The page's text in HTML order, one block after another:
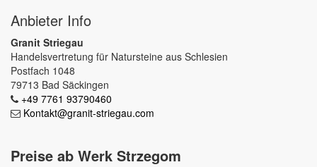
Anbieter Info
Granit Striegau
Handelsvertretung für Natursteine aus Schlesien
Postfach 1048
79713 Bad Säckingen
+49 7761 93790460
Kontakt@granit-striegau.com
Preise ab Werk Strzegom